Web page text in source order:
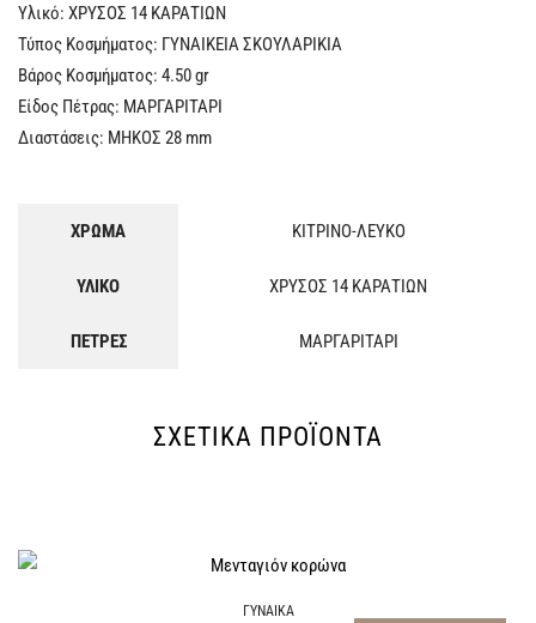
Υλικό: ΧΡΥΣΟΣ 14 ΚΑΡΑΤΙΩΝ
Τύπος Κοσμήματος: ΓΥΝΑΙΚΕΙΑ ΣΚΟΥΛΑΡΙΚΙΑ
Βάρος Κοσμήματος: 4.50 gr
Είδος Πέτρας: ΜΑΡΓΑΡΙΤΑΡΙ
Διαστάσεις: ΜΗΚΟΣ 28 mm
ΧΡΩΜΑ ΚΙΤΡΙΝΟ-ΛΕΥΚΟ
ΥΛΙΚΟ ΧΡΥΣΟΣ 14 ΚΑΡΑΤΙΩΝ
ΠΕΤΡΕΣ ΜΑΡΓΑΡΙΤΑΡΙ
ΣΧΕΤΙΚΆ ΠΡΟΪΌΝΤΑ
ΓΥΝΑΙΚΑ